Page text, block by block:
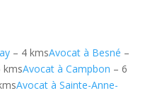
– 4 kmsAvocat à Besné –
kmsAvocat à Campbon – 6
Avocat à Sainte-Anne-